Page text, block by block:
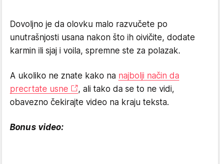
Dovoljno je da olovku malo razvučete po
unutrašnjosti usana nakon što ih oivičite, dodate
karmin ili sjaj i voila, spremne ste za polazak.
A ukoliko ne znate kako na najbolji način da
precrtate usne
, ali tako da se to ne vidi,
obavezno čekirajte video na kraju teksta.
Bonus video: